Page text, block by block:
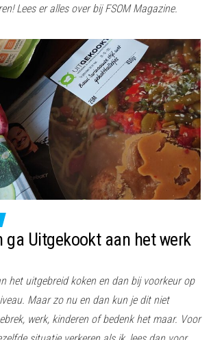
Lees er alles over bij FSOM Magazine.
ga Uitgekookt aan het werk
het uitgebreid koken en dan bij voorkeur op
Maar zo nu en dan kun je dit niet
werk, kinderen of bedenk het maar. Voor